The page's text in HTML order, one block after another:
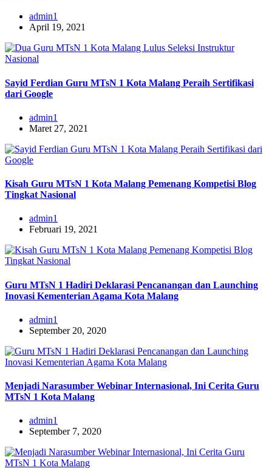
admin1
April 19, 2021
Sayid Ferdian Guru MTsN 1 Kota Malang Peraih Sertifikasi
dari Google
admin1
Maret 27, 2021
Kisah Guru MTsN 1 Kota Malang Pemenang Kompetisi Blog
Tingkat Nasional
admin1
Februari 19, 2021
Guru MTsN 1 Hadiri Deklarasi Pencanangan dan Launching
Inovasi Kementerian Agama Kota Malang
admin1
September 20, 2020
Menjadi Narasumber Webinar Internasional, Ini Cerita Guru
MTsN 1 Kota Malang
admin1
September 7, 2020